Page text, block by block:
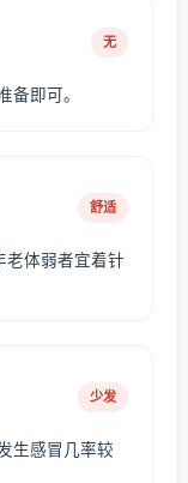
无
备即可。
舒适
老体弱者宜着针
少发
生感冒几率较